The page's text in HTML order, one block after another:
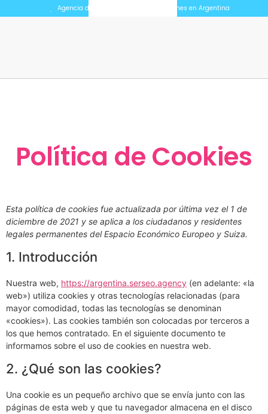
Agencia de Marketing Digital para Pymes en Argentina
Política de Cookies
Esta política de cookies fue actualizada por última vez el 1 de
diciembre de 2021 y se aplica a los ciudadanos y residentes
legales permanentes del Espacio Económico Europeo y Suiza.
1. Introducción
Nuestra web, https://argentina.serseo.agency (en adelante: «la
web») utiliza cookies y otras tecnologías relacionadas (para
mayor comodidad, todas las tecnologías se denominan
«cookies»). Las cookies también son colocadas por terceros a
los que hemos contratado. En el siguiente documento te
informamos sobre el uso de cookies en nuestra web.
2. ¿Qué son las cookies?
Una cookie es un pequeño archivo que se envía junto con las
páginas de esta web y que tu navegador almacena en el disco